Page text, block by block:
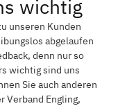
wichtig
unseren Kunden
abgelaufen
denn nur so
wichtig sind uns
Sie auch anderen
Verband Engling,